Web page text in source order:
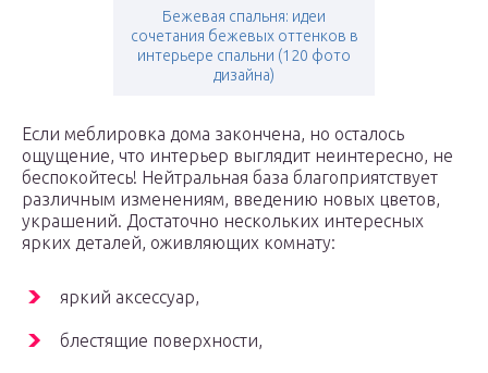
Бежевая спальня: идеи
сочетания бежевых оттенков в
интерьере спальни (120 фото
дизайна)
Если меблировка дома закончена, но осталось
ощущение, что интерьер выглядит неинтересно, не
беспокойтесь! Нейтральная база благоприятствует
различным изменениям, введению новых цветов,
украшений. Достаточно нескольких интересных
ярких деталей, оживляющих комнату:
яркий аксессуар,
блестящие поверхности,